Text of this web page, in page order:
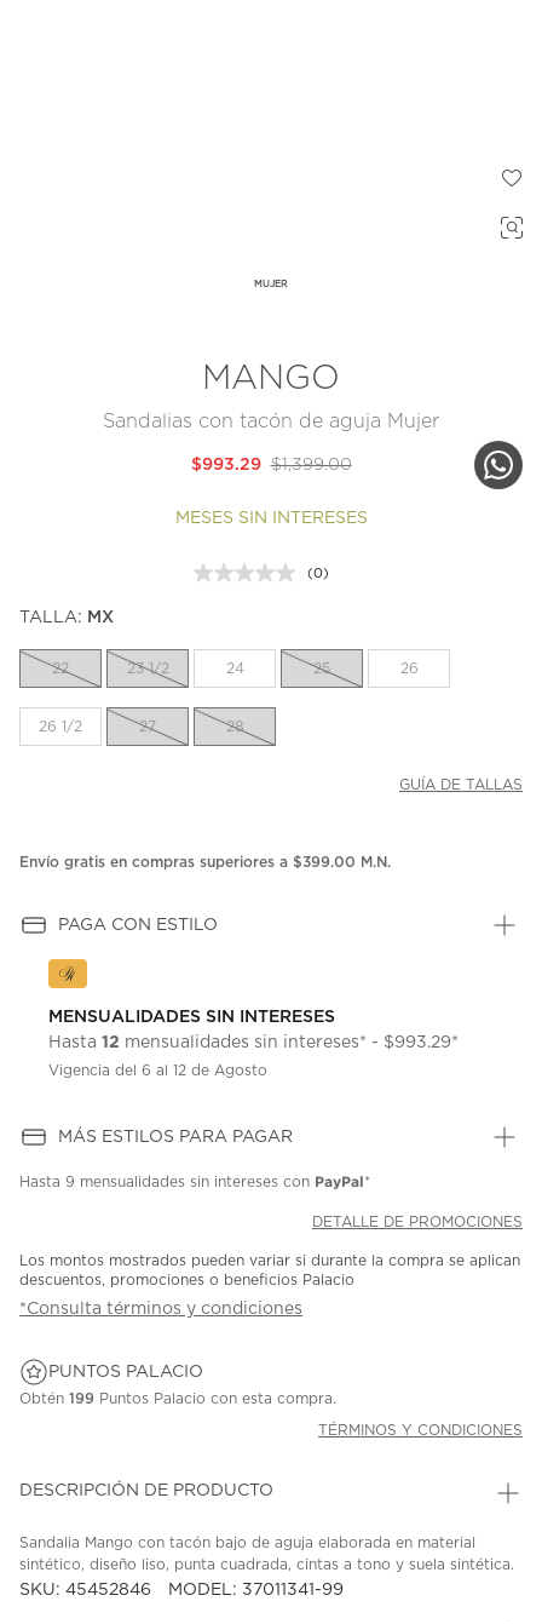
MUJER
MANGO
Sandalias con tacón de aguja Mujer
$1,399.00
$993.29
MESES SIN INTERESES
Sin
la
misma
(0)
TALLA: MX
22 23 1/2 24 25 26
26 1/2 27 28
GUÍA DE TALLAS
Envío gratis en compras superiores a $399.00 M.N.
PAGA CON ESTILO
MENSUALIDADES SIN INTERESES
Hasta 12 mensualidades sin intereses* - $993.29*
Vigencia del 6 al 12 de Agosto
MÁS ESTILOS PARA PAGAR
Hasta 9 mensualidades sin intereses con PayPal*
DETALLE DE PROMOCIONES
Los montos mostrados pueden variar si durante la compra se aplican
descuentos, promociones o beneficios Palacio
*Consulta términos y condiciones
PUNTOS PALACIO
Obtén 199 Puntos Palacio con esta compra.
TÉRMINOS Y CONDICIONES
DESCRIPCIÓN DE PRODUCTO
Sandalia Mango con tacón bajo de aguja elaborada en material
sintético, diseño liso, punta cuadrada, cintas a tono y suela sintética.
SKU: 45452846 MODEL: 37011341-99